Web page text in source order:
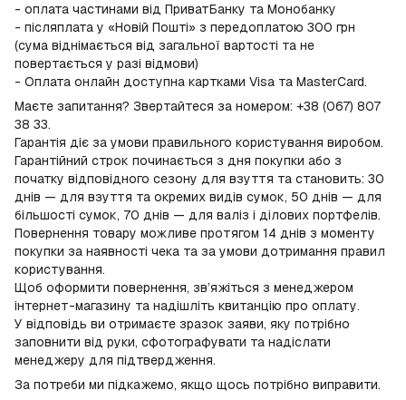
- оплата частинами від ПриватБанку та Монобанку
- післяплата у «Новій Пошті» з передоплатою 300 грн
(сума віднімається від загальної вартості та не
повертається у разі відмови)
- Оплата онлайн доступна картками Visa та MasterCard.
Маєте запитання? Звертайтеся за номером: +38 (067) 807
38 33.
Гарантія діє за умови правильного користування виробом.
Гарантійний строк починається з дня покупки або з
початку відповідного сезону для взуття та становить: 30
днів — для взуття та окремих видів сумок, 50 днів — для
більшості сумок, 70 днів — для валіз і ділових портфелів.
Повернення товару можливе протягом 14 днів з моменту
покупки за наявності чека та за умови дотримання правил
користування.
Щоб оформити повернення, зв’яжіться з менеджером
інтернет-магазину та надішліть квитанцію про оплату.
У відповідь ви отримаєте зразок заяви, яку потрібно
заповнити від руки, сфотографувати та надіслати
менеджеру для підтвердження.
За потреби ми підкажемо, якщо щось потрібно виправити.